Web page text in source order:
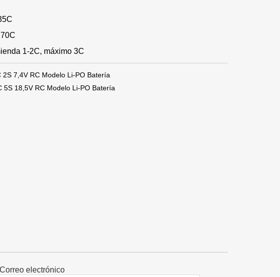
1-2C, máximo 3C
7,4V RC Modelo Li-PO Batería
5S 18,5V RC Modelo Li-PO Batería
Correo electrónico